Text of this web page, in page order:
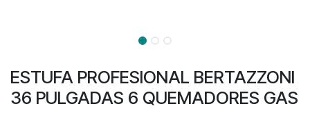
ESTUFA PROFESIONAL BERTAZZONI
36 PULGADAS 6 QUEMADORES GAS